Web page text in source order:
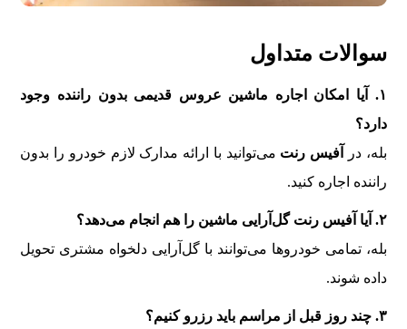
سوالات متداول
۱. آیا امکان اجاره ماشین عروس قدیمی بدون راننده وجود
دارد؟
بله، در
آفیس رنت می‌توانید با ارائه مدارک لازم خودرو را بدون
راننده اجاره کنید.
۲. آیا آفیس رنت گل‌آرایی ماشین را هم انجام می‌دهد؟
بله، تمامی خودروها می‌توانند با گل‌آرایی دلخواه مشتری تحویل
داده شوند.
۳. چند روز قبل از مراسم باید رزرو کنیم؟